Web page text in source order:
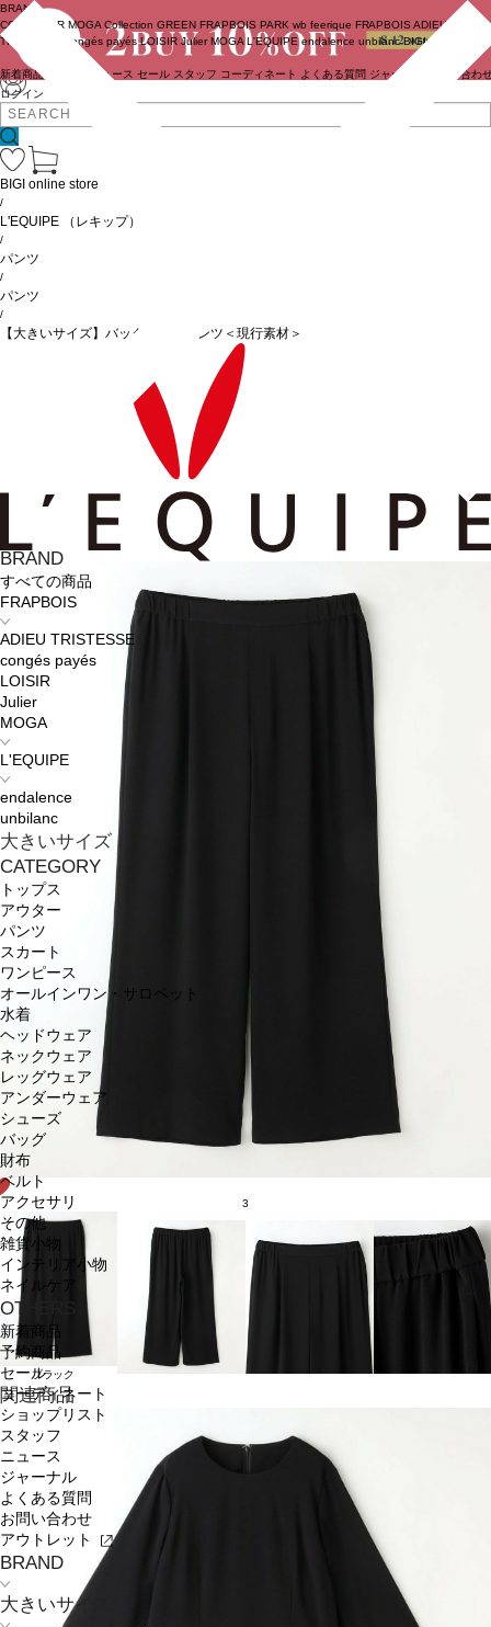
ログイン
BRAND
COUTURIER MOGA Collection GREEN FRAPBOIS PARK wb feerique FRAPBOIS ADIEU
TRISTESSE
congés payés LOISIR Julier MOGA L'EQUIPE endalence unbilanc BIGI online store
新着商品 ニュース セール スタッフ コーディネート よくある質問 ジャーナル お問い合わ
BRAND
すべての商品
FRAPBOIS
ADIEU TRISTESSE
congés payés
LOISIR
Julier
MOGA
L'EQUIPE
endalence
unbilanc
大きいサイズ
CATEGORY
トップス
アウター
パンツ
スカート
ワンピース
オールインワン・サロペット
水着
ヘッドウェア
ネックウェア
レッグウェア
アンダーウェア
シューズ
バッグ
財布
ベルト
アクセサリ
その他
雑貨小物
インテリア小物
ネイルケア
OTHERS
新着商品
予約商品
セール
コーディネート
ショップリスト
スタッフ
ニュース
ジャーナル
よくある質問
お問い合わせ
アウトレット
BRAND
大きいサイズ
BIGI online store
/
L'EQUIPE （レキップ）
/
パンツ
/
パンツ
/
【大きいサイズ】バックサテンパンツ＜現行素材＞
3
ブラック
関連商品